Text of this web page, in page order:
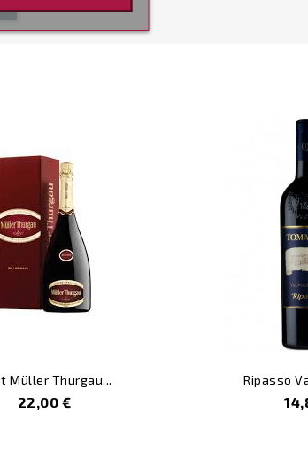
Müller Thurgau...
Prezzo
22,00 €
Ripasso